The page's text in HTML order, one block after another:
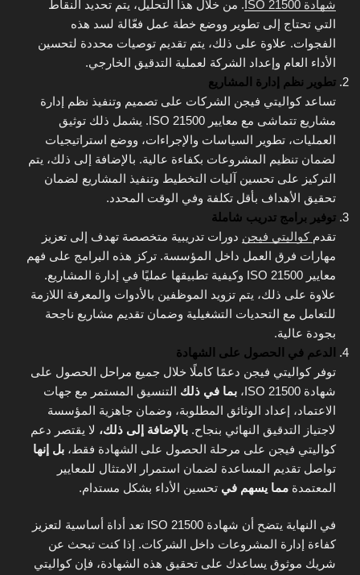
شهادة ISO 21500
. من خلال هذا التحليل، يتم تحديد النقاط
التي تحتاج إلى تطوير ووضع خطة عمل فعّالة لسد هذه
الفجوات. علاوة على ذلك، يتم تقديم توصيات محددة لتحسين
الأداء العام وإعداد الشركة لعملية التدقيق الخارجي.
تطوير نظم إدارة المشاريع
تساعد كواليتي فيجن الشركات على تصميم وتنفيذ نظم إدارة
مشاريع تتماشى مع معايير ISO 21500. يشمل ذلك توثيق
العمليات، تطوير السياسات والإجراءات، ووضع استراتيجيات
لضمان تنظيم المشروعات بكفاءة عالية. بالإضافة إلى ذلك، يتم
التركيز على تحسين آليات التخطيط وتنفيذ المشاريع لضمان
تحقيق الأهداف بأقل تكلفة وفي الوقت المحدد.
توفير برامج تدريب شاملة
تقدم كواليتي فيجن دورات تدريبية متخصصة تهدف إلى تعزيز
مهارات فرق العمل داخل المؤسسة. تركز هذه البرامج على فهم
معايير ISO 21500 وكيفية تطبيقها عمليًا في إدارة المشاريع.
علاوة على ذلك، يتم تزويد الموظفين بالأدوات والمعرفة اللازمة
للتعامل مع التحديات التشغيلية وضمان تقديم مشاريع ناجحة
بجودة عالية.
الدعم في الحصول على الشهادة
توفر كواليتي فيجن دعمًا كاملًا خلال جميع مراحل الحصول على
شهادة ISO 21500،
بما في ذلك التنسيق المستمر مع جهات
الاعتماد، إعداد الوثائق المطلوبة، وضمان جاهزية المؤسسة
لاجتياز التدقيق النهائي بنجاح. بالإضافة إلى ذلك، لا يقتصر دعم
كواليتي فيجن على مرحلة الحصول على الشهادة فقط، بل إنها
تواصل تقديم المساعدة لضمان استمرار الامتثال للمعايير
المعتمدة مما يسهم في تحسين الأداء بشكل مستدام.
في النهاية يتضح أن شهادة ISO 21500 تعد أداة أساسية لتعزيز
كفاءة إدارة المشروعات داخل الشركات. إذا كنت تبحث عن
شريك موثوق يساعدك على تحقيق هذه الشهادة، فإن كواليتي